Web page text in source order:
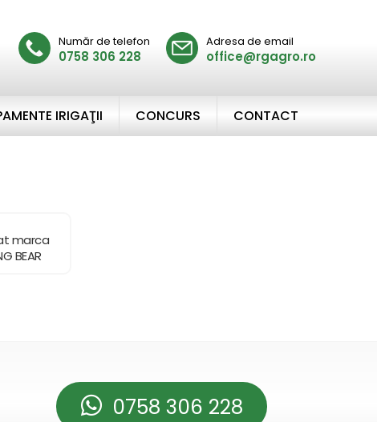
Număr de telefon
0758 306 228
Adresa de email
office@rgagro.ro
IRIGAŢII CONCURS CONTACT
marca
BEAR
0758 306 228